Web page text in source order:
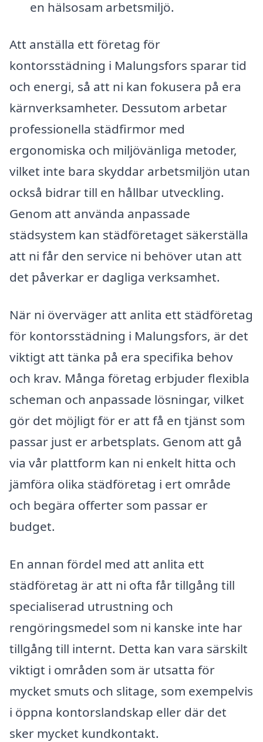
en hälsosam arbetsmiljö.
Att anställa ett företag för
kontorsstädning i Malungsfors sparar tid
och energi, så att ni kan fokusera på era
kärnverksamheter. Dessutom arbetar
professionella städfirmor med
ergonomiska och miljövänliga metoder,
vilket inte bara skyddar arbetsmiljön utan
också bidrar till en hållbar utveckling.
Genom att använda anpassade
städsystem kan städföretaget säkerställa
att ni får den service ni behöver utan att
det påverkar er dagliga verksamhet.
När ni överväger att anlita ett städföretag
för kontorsstädning i Malungsfors, är det
viktigt att tänka på era specifika behov
och krav. Många företag erbjuder flexibla
scheman och anpassade lösningar, vilket
gör det möjligt för er att få en tjänst som
passar just er arbetsplats. Genom att gå
via vår plattform kan ni enkelt hitta och
jämföra olika städföretag i ert område
och begära offerter som passar er
budget.
En annan fördel med att anlita ett
städföretag är att ni ofta får tillgång till
specialiserad utrustning och
rengöringsmedel som ni kanske inte har
tillgång till internt. Detta kan vara särskilt
viktigt i områden som är utsatta för
mycket smuts och slitage, som exempelvis
i öppna kontorslandskap eller där det
sker mycket kundkontakt.